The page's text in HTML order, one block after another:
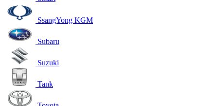
SsangYong KGM
Subaru
Suzuki
Tank